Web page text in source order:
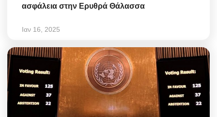
ασφάλεια στην Ερυθρά Θάλασσα
Ιαν 16, 2025